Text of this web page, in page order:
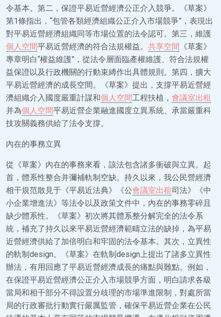
令基本。第二，保證平易近營經濟公正介入競爭。《草案》
第1條指出，“包管各類經濟組織公正介入市場競爭”，表現出
對平易近營經濟組織同等市場位置的法令認可。第三，維護
個人空間平易近營經濟的符合法規權益。 共享空間 《草案》
專章明白“權益維護”，從法令層面臨產權維護、符合法規權
益保證以及行政機關的行動束縛作出具體規則。第四，擴大
平易近營經濟的成長空間。《草案》提出，支撐平易近營經
濟組織介入國度嚴重計謀和個人空間工程扶植， 會議室出租
并為個人空間平易近營企業融進國度立異系統、承當嚴重科
技攻關義務供給了法令支撐。
內在的事務立異
從《草案》內在的事務來看，該法包含諸多衝破與立異。起
首，體系性整合并彌補軌制空缺。持久以來，我公民營經濟
相干規范散見于《平易近法典》《公會議室出租司法》《中
小企業增進法》等法令以及政策文件中，內在的事務零碎且
缺少體系性。《草案》初次將其體系整分解完全的法令系
統，補充了持久以來平易近營經濟範疇立法的缺掉，為平易
近營經濟供給了加倍明白和牢固的法令基本。其次，立異性
的軌制design。《草案》在軌制design上提出了諸多立異性
辦法，有用回應了平易近營經濟成長的痛點與難點。例如，
在保證平易近營經濟公正介入市場競爭方面，明白請求各級
當局和相干部分不得設置分歧理的市場準進限制，對處所當
局的行政審批行動實行嚴厲監管，確保平易近營企業在公民